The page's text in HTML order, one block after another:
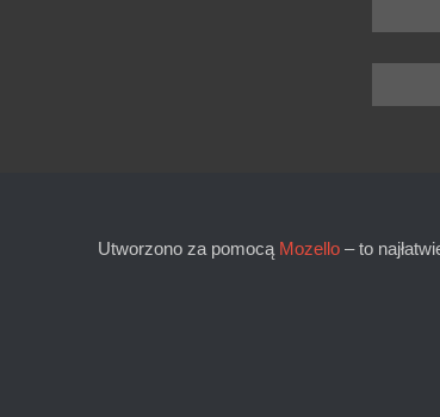
Utworzono za pomocą Mozello – to